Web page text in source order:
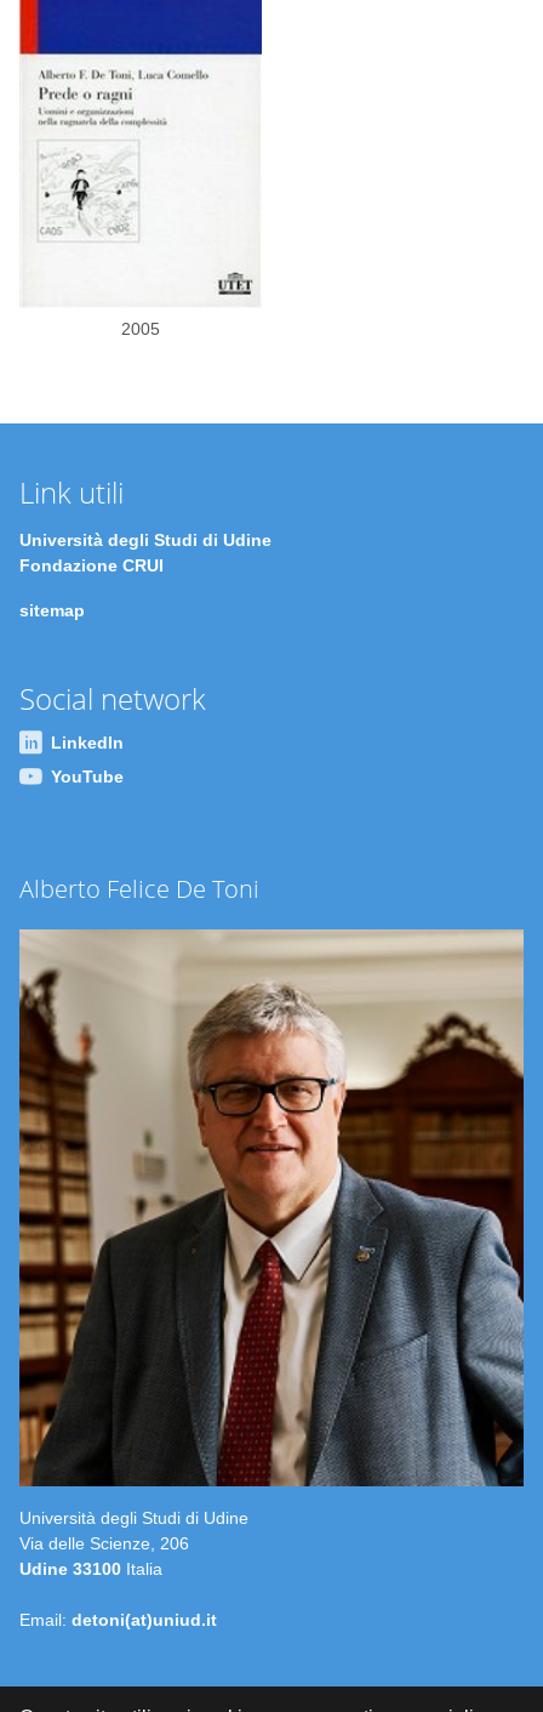
2005
Link utili
Università degli Studi di Udine
Fondazione CRUI
sitemap
Social network
LinkedIn
YouTube
Alberto Felice De Toni
Università degli Studi di Udine
Via delle Scienze, 206
Udine 33100 Italia
Email: detoni(at)uniud.it